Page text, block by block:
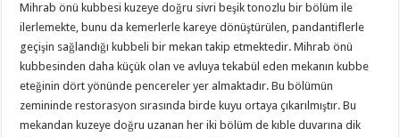
Mihrab önü kubbesi kuzeye doğru sivri beşik tonozlu bir bölüm ile
ilerlemekte, bunu da kemerlerle kareye dönüştürülen, pandantiflerle
geçişin sağlandığı kubbeli bir mekan takip etmektedir. Mihrab önü
kubbesinden daha küçük olan ve avluya tekabül eden mekanın kubbe
eteğinin dört yönünde pencereler yer almaktadır. Bu bölümün
zemininde restorasyon sırasında birde kuyu ortaya çıkarılmıştır. Bu
mekandan kuzeye doğru uzanan her iki bölüm de kıble duvarına dik